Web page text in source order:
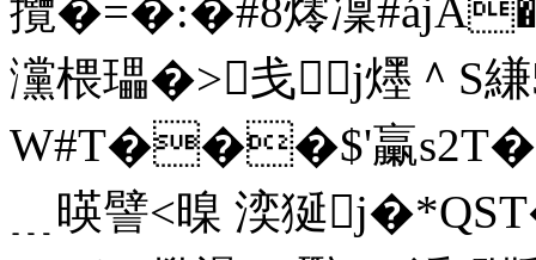
攬�=�:�#8燯 凜
灙椳瓃�>戋j爅＾
W#T���$'臝
﹍暎譬<暞 湙狿